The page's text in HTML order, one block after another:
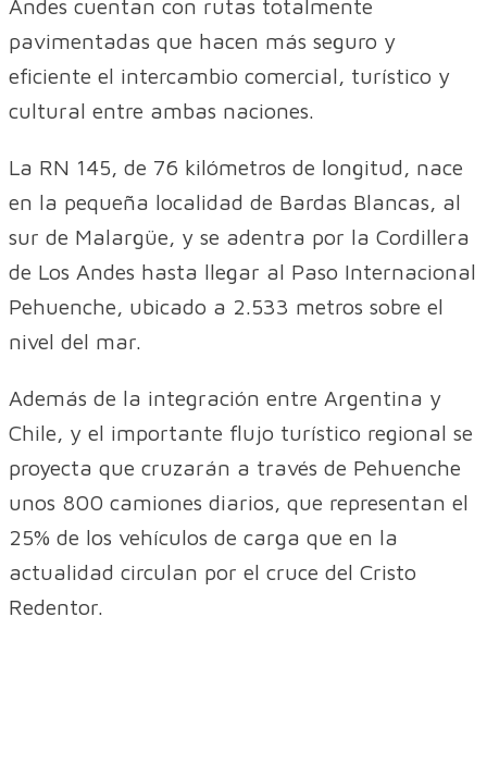
Andes cuentan con rutas totalmente
pavimentadas que hacen más seguro y
eficiente el intercambio comercial, turístico y
cultural entre ambas naciones.
La RN 145, de 76 kilómetros de longitud, nace
en la pequeña localidad de Bardas Blancas, al
sur de Malargüe, y se adentra por la Cordillera
de Los Andes hasta llegar al Paso Internacional
Pehuenche, ubicado a 2.533 metros sobre el
nivel del mar.
Además de la integración entre Argentina y
Chile, y el importante flujo turístico regional se
proyecta que cruzarán a través de Pehuenche
unos 800 camiones diarios, que representan el
25% de los vehículos de carga que en la
actualidad circulan por el cruce del Cristo
Redentor.